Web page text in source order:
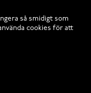
så smidigt som
cookies för att